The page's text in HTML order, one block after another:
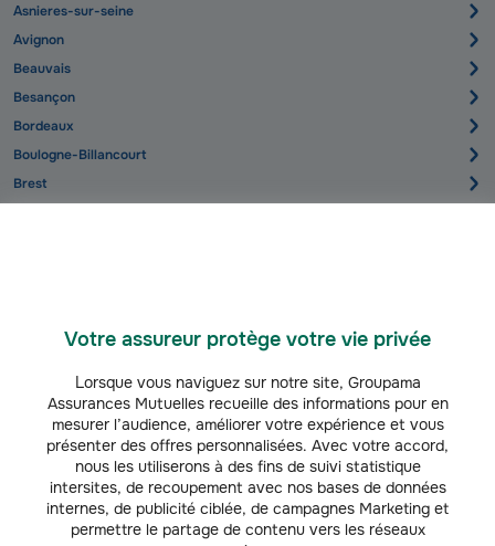
Votre assureur protège votre vie privée
Lorsque vous naviguez sur notre site, Groupama
Assurances Mutuelles recueille des informations pour en
mesurer l’audience, améliorer votre expérience et vous
présenter des offres personnalisées. Avec votre accord,
nous les utiliserons à des fins de suivi statistique
intersites, de recoupement avec nos bases de données
internes, de publicité ciblée, de campagnes Marketing et
permettre le partage de contenu vers les réseaux
Asnieres-sur-seine
Avignon
Beauvais
Besançon
Bordeaux
Boulogne-Billancourt
Brest
Le-Havre
Le-Mans
Limoges